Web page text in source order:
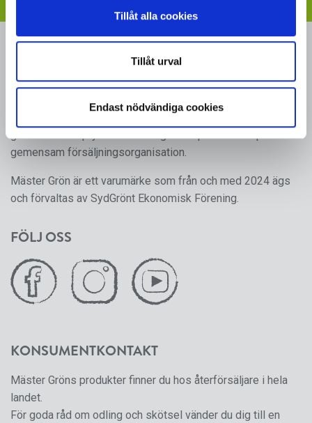
Tillåt alla cookies
Tillåt urval
Endast nödvändiga cookies
Sveriges i särklass största, tillika odlarägda, leverantör av
kruk- och utplanteringsväxter. Mäster Gröns rötter går
tillbaka till 1950-talet, då ett antal producenter av frukt,
grönsaker och prydnadsväxter gick ihop för att skapa en
gemensam försäljningsorganisation.
Mäster Grön är ett varumärke som från och med 2024 ägs
och förvaltas av SydGrönt Ekonomisk Förening.
FÖLJ OSS
KONSUMENTKONTAKT
Mäster Gröns produkter finner du hos återförsäljare i hela
landet.
För goda råd om odling och skötsel vänder du dig till en